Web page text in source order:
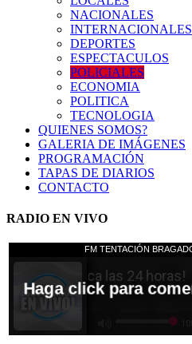
NACIONALES
INTERNACIONALES
DEPORTES
ESPECTACULOS
POLICIALES
ECONOMIA
POLITICA
TECNOLOGIA
QUIENES SOMOS?
GALERIA DE IMÁGENES
PROGRAMACIÓN
TAPAS DE DIARIOS
CONTACTO
RADIO EN VIVO